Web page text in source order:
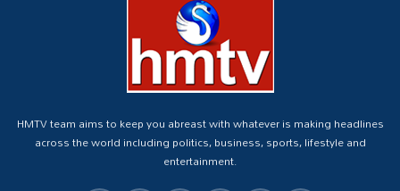
HMTV team aims to keep you abreast with whatever is making headlines
across the world including politics, business, sports, lifestyle and
entertainment.